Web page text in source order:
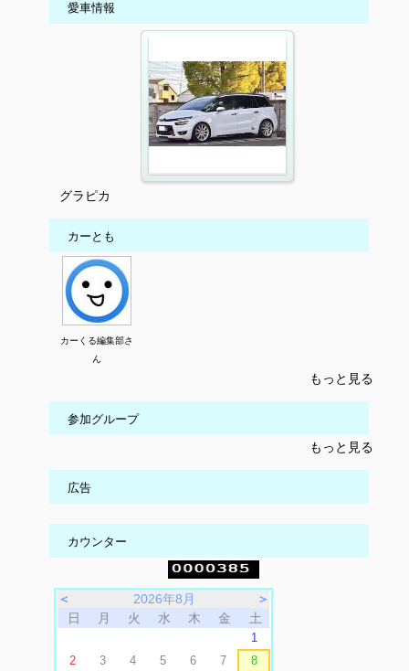
愛車情報
グラピカ
カーとも
カーくる編集部さ
ん
もっと見る
参加グループ
もっと見る
広告
カウンター
＜ 2026年8月
＞
日
月 火 水 木 金 土
1
2
3 4 5 6 7
8